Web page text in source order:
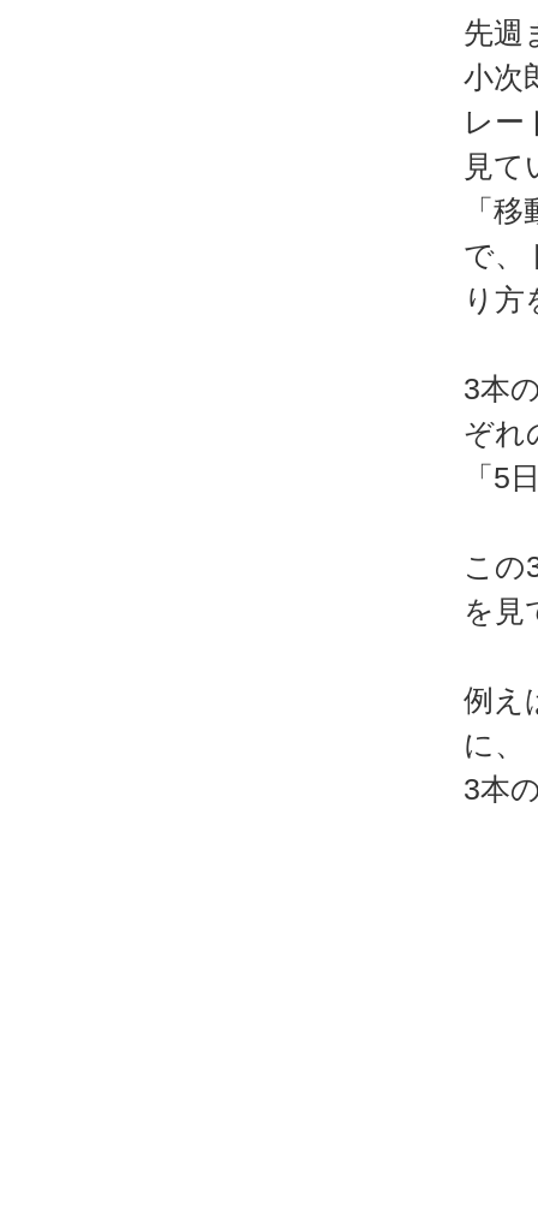
先週
小次
レー
見て
「
で、
り方
3本
ぞれ
「5
この
を見
例え
に、
3本